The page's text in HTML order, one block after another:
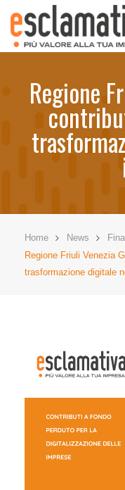
Regione
Home News
Regione Friuli Venezia
trasformazione digitale